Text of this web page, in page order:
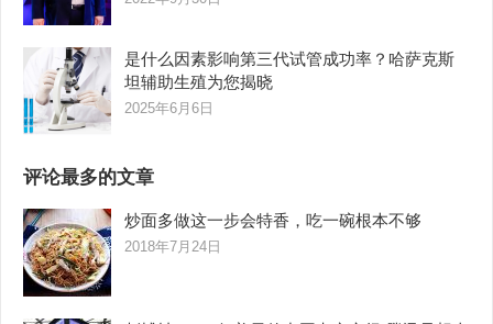
是什么因素影响第三代试管成功率？哈萨克斯
坦辅助生殖为您揭晓
2025年6月6日
评论最多的文章
炒面多做这一步会特香，吃一碗根本不够
2018年7月24日